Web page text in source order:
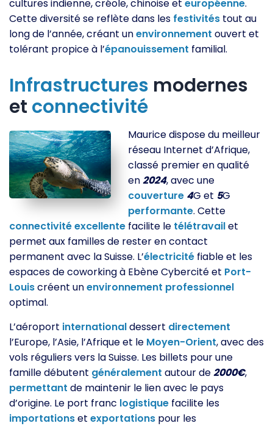
cultures indienne, créole, chinoise et européenne.
Cette diversité se reflète dans les festivités tout au
long de l’année, créant unenvironnement ouvert et
tolérant propice à l’épanouissement familial.
Infrastructures modernes
et connectivité
Maurice dispose du meilleur
réseau Internet d’Afrique,
classé premier en qualité
en2024, avec une
couverture 4G et 5G
performante. Cette
connectivitéexcellente facilite le télétravailet
permet aux familles de rester en contact
permanent avec la Suisse. L’électricité fiable et les
espaces de coworking à Ebène Cybercité et Port-
Louiscréent unenvironnement professionnel
optimal.
L’aéroport internationaldessert directement
l’Europe, l’Asie, l’Afrique et le Moyen-Orient, avec des
vols réguliers vers la Suisse. Les billets pour une
famille débutent généralement autour de2000€,
permettant de maintenir le lien avec le pays
d’origine. Le port franc logistique facilite les
importationset exportations pour les